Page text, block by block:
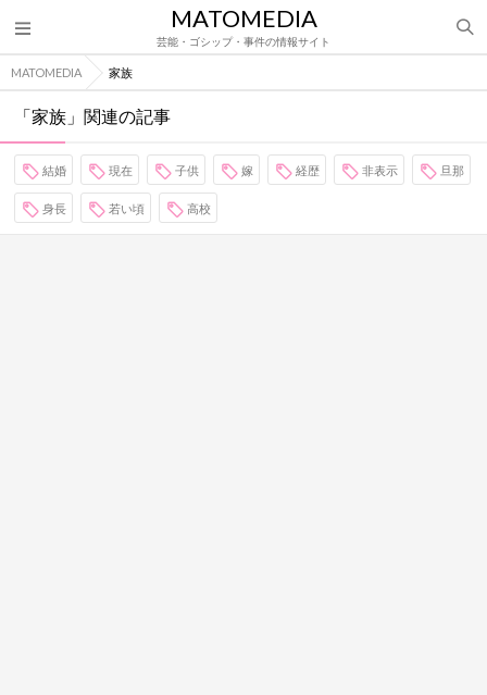
MATOMEDIA
芸能・ゴシップ・事件の情報サイト
MATOMEDIA 家族
「家族」関連の記事
結婚 現在 子供 嫁 経歴 非表示 旦那
身長 若い頃 高校